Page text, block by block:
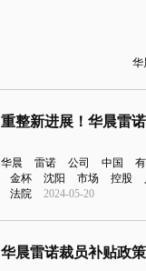
华
重整新进展！华晨雷
华晨 雷诺 公司 中国
金杯
沈阳 市场 控股
法院
2024-05-20